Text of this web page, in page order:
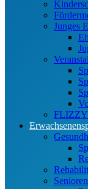
Junges
FLIZZY